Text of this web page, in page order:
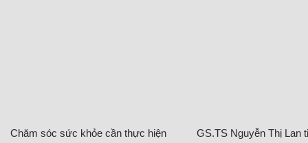
Chăm sóc sức khỏe cần thực hiện
GS.TS Nguyễn Thị Lan